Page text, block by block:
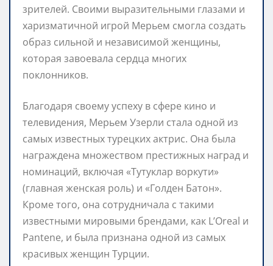
зрителей. Своими выразительными глазами и
харизматичной игрой Мерьем смогла создать
образ сильной и независимой женщины,
которая завоевала сердца многих
поклонников.
Благодаря своему успеху в сфере кино и
телевидения, Мерьем Узерли стала одной из
самых известных турецких актрис. Она была
награждена множеством престижных наград и
номинаций, включая «Тутуклар воркути»
(главная женская роль) и «Голден Батон».
Кроме того, она сотрудничала с такими
известными мировыми брендами, как L’Oreal и
Pantene, и была признана одной из самых
красивых женщин Турции.